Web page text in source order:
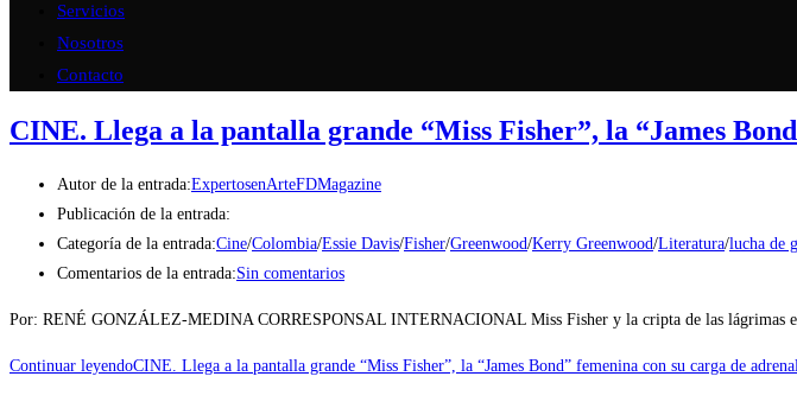
Servicios
Nosotros
Contacto
CINE. Llega a la pantalla grande “Miss Fisher”, la “James
Autor de la entrada:ExpertosenArteFDMagazine
Publicación de la entrada:
Categoría de la entrada:Cine/Colombia/Essie Davis/Fisher/Greenwood/Kerry Greenwood/Literatura/lucha de
Comentarios de la entrada:Sin comentarios
Por: RENÉ GONZÁLEZ-MEDINA CORRESPONSAL INTERNACIONAL Miss Fisher y la cripta de las lágrimas
Continuar leyendoCINE. Llega a la pantalla grande “Miss Fisher”, la “James Bond” femenina con su carga de